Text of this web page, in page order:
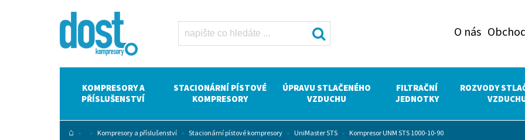
Kompresor
UNM STS 1000-
10-90 Dost -
kompresory
Atlas Copco
O nás
KOMPRESORY A
PŘÍSLUŠENSTVÍ
STACIONÁRNÍ PÍSTOVÉ
KOMPRESORY
ÚPRAVU STLAČENÉHO
VZDUCHU
FILTRAČNÍ
JEDNOTKY
ROZVODY
⌂ » » Kompresory a příslušenství » Stacionární pístové kompresory » UniMaster STS » Kompresor UNM STS 1000-10-90